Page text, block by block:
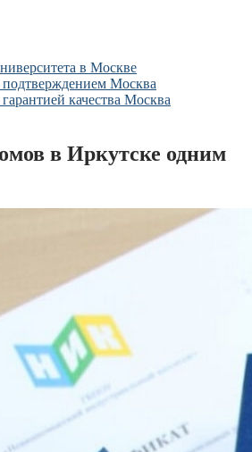
в Москве
Москва
качества Москва
в Иркутске одним